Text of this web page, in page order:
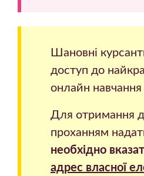
Шановні
доступ до
онлайн навчання
Для отримання
проханням
необхідно
адрес власної